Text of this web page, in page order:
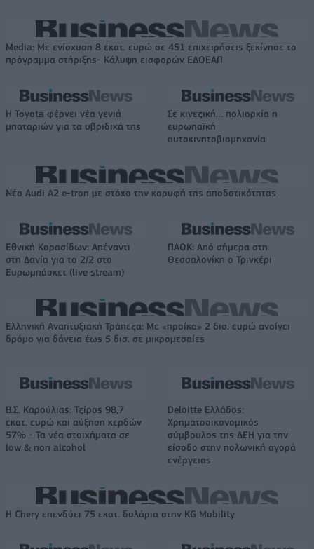
Media: Με ενίσχυση 8 εκατ. ευρώ σε 451 επιχειρήσεις ξεκίνησε το
πρόγραμμα στήριξης- Κάλυψη εισφορών ΕΔΟΕΑΠ
Η Toyota φέρνει νέα γενιά
μπαταριών για τα υβριδικά της
Σε κινεζική… πολιορκία η
ευρωπαϊκή
αυτοκινητοβιομηχανία
Νέο Audi A2 e-tron με στόχο την κορυφή της αποδοτικότητας
Εθνική Κορασίδων: Απέναντι
στη Δανία για το 2/2 στο
Ευρωμπάσκετ (live stream)
ΠΑΟΚ: Από σήμερα στη
Θεσσαλονίκη ο Τρινκέρι
Ελληνική Αναπτυξιακή Τράπεζα: Με «προίκα» 2 δισ. ευρώ ανοίγει
δρόμο για δάνεια έως 5 δισ. σε μικρομεσαίες
Β.Σ. Καρούλιας: Τζίρος 98,7
εκατ. ευρώ και αύξηση κερδών
57% - Τα νέα στοιχήματα σε
low & non alcohol
Deloitte Ελλάδος:
Χρηματοοικονομικός
σύμβουλος της ΔΕΗ για την
είσοδο στην πολωνική αγορά
ενέργειας
Η Chery επενδύει 75 εκατ. δολάρια στην KG Mobility